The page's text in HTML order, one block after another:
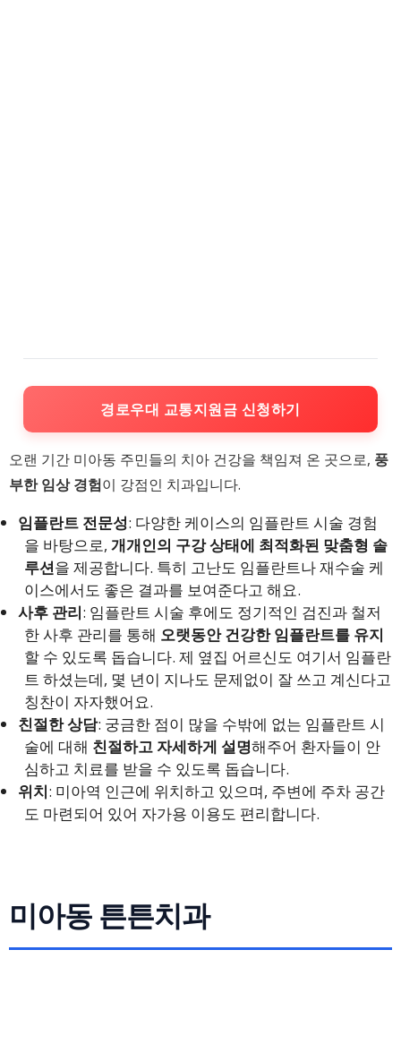
경로우대 교통지원금 신청하기
오랜 기간 미아동 주민들의 치아 건강을 책임져 온 곳으로, 풍
부한 임상 경험이 강점인 치과입니다.
임플란트 전문성: 다양한 케이스의 임플란트 시술 경험
을 바탕으로, 개개인의 구강 상태에 최적화된 맞춤형 솔
루션을 제공합니다. 특히 고난도 임플란트나 재수술 케
이스에서도 좋은 결과를 보여준다고 해요.
사후 관리: 임플란트 시술 후에도 정기적인 검진과 철저
한 사후 관리를 통해 오랫동안 건강한 임플란트를 유지
할 수 있도록 돕습니다. 제 옆집 어르신도 여기서 임플란
트 하셨는데, 몇 년이 지나도 문제없이 잘 쓰고 계신다고
칭찬이 자자했어요.
친절한 상담: 궁금한 점이 많을 수밖에 없는 임플란트 시
술에 대해 친절하고 자세하게 설명해주어 환자들이 안
심하고 치료를 받을 수 있도록 돕습니다.
위치: 미아역 인근에 위치하고 있으며, 주변에 주차 공간
도 마련되어 있어 자가용 이용도 편리합니다.
미아동 튼튼치과